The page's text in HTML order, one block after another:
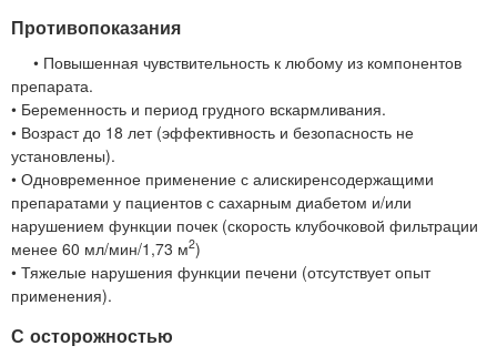
Противопоказания
• Повышенная чувствительность к любому из компонентов
препарата.
• Беременность и период грудного вскармливания.
• Возраст до 18 лет (эффективность и безопасность не
установлены).
• Одновременное применение с алискиренсодержащими
препаратами у пациентов с сахарным диабетом и/или
нарушением функции почек (скорость клубочковой фильтрации
менее 60 мл/мин/1,73 м2)
• Тяжелые нарушения функции печени (отсутствует опыт
применения).
С осторожностью